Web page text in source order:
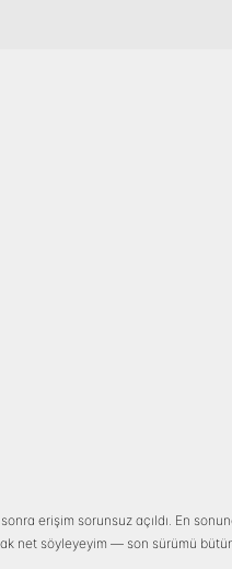
erişim sorunsuz açıldı. En
net söyleyeyim — son sürümü